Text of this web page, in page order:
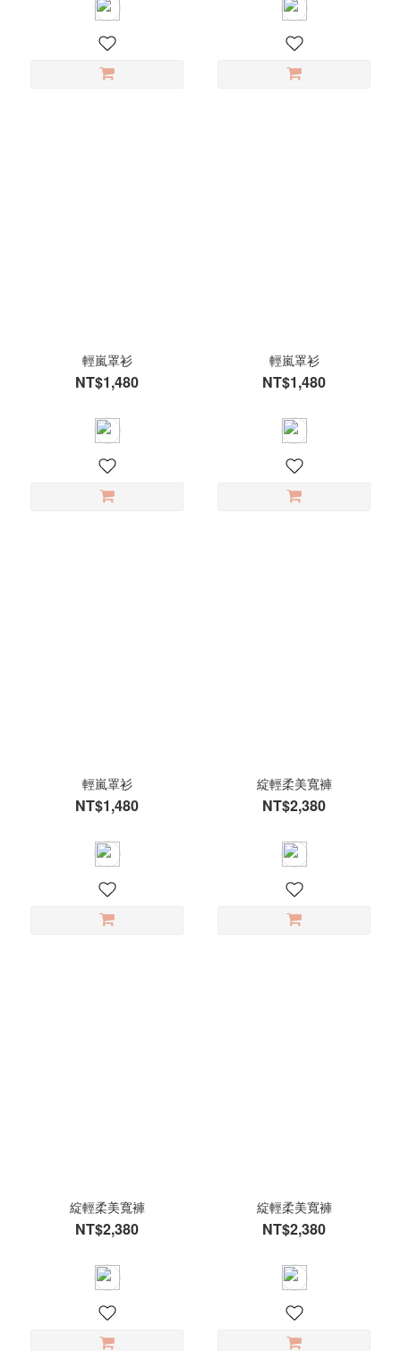
輕嵐罩衫
NT$1,480
輕嵐罩衫
NT$1,480
輕嵐罩衫
NT$1,480
綻輕柔美寬褲
NT$2,380
綻輕柔美寬褲
NT$2,380
綻輕柔美寬褲
NT$2,380